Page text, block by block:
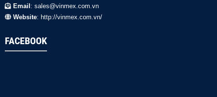
Email : sales@vinmex.com.vn
Website: http://vinmex.com.vn/
FACEBOOK